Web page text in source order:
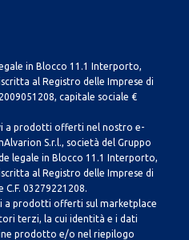
in Blocco 11.1 Interporto,
al Registro delle Imprese di
capitale sociale €
a prodotti offerti nel nostro e-
S.r.l., società del Gruppo
legale in Blocco 11.1 Interporto,
al Registro delle Imprese di
C.F. 03279221208.
a prodotti offerti sul marketplace
terzi, la cui identità e i dati
prodotto e/o nel riepilogo